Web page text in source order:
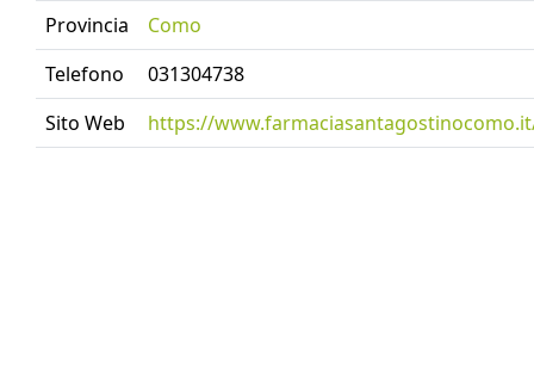
Provincia
Como
Telefono
031304738
Sito Web
https://